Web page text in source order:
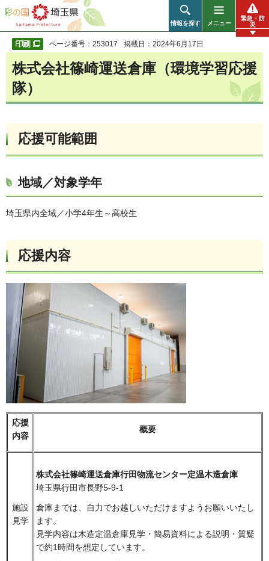
彩の国 埼玉県
情報を探す メニュー
緊急・防
災
ページ番号：253017 掲載日：2024年6月17日
株式会社篠崎運送倉庫（環境学習応援
隊）
応援可能範囲
地域／対象学年
埼玉県内全域／小学4年生～高校生
応援内容
応援
内容
概要
施設
見学
株式会社篠崎運送倉庫行田物流センター定温木造倉庫
埼玉県行田市長野5-9-1
倉庫までは、自力でお越しいただけますようお願いいたし
ます。
見学内容は木造定温倉庫見学・簡易資料による説明・質疑
で約1時間を想定しています。